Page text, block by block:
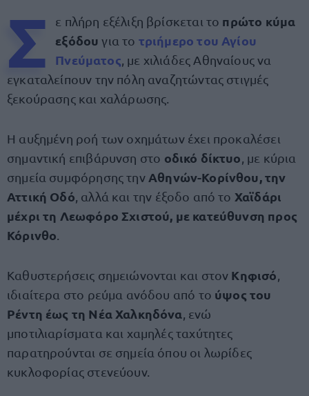
Σ ε πλήρη εξέλιξη βρίσκεται το πρώτο κύμα
εξόδου για το τριήμερο του Αγίου
Πνεύματος , με χιλιάδες Αθηναίους να
εγκαταλείπουν την πόλη αναζητώντας στιγμές
ξεκούρασης και χαλάρωσης.
Η αυξημένη ροή των οχημάτων έχει προκαλέσει
σημαντική επιβάρυνση στο οδικό δίκτυο , με κύρια
σημεία συμφόρησης την Αθηνών-Κορίνθου, την
Αττική Οδό , αλλά και την έξοδο από το Χαϊδάρι
μέχρι τη Λεωφόρο Σχιστού, με κατεύθυνση προς
Κόρινθο
Καθυστερήσεις σημειώνονται και στον Κηφισό
ιδιαίτερα στο ρεύμα ανόδου από το ύψος του
Ρέντη έως τη Νέα Χαλκηδόνα , ενώ
μποτιλιαρίσματα και χαμηλές ταχύτητες
παρατηρούνται σε σημεία όπου οι λωρίδες
κυκλοφορίας στενεύουν.